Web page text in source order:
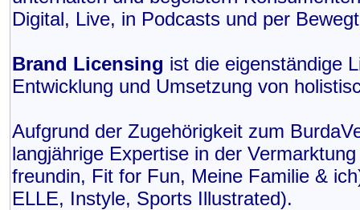
Digital, Live, in Podcasts und per
Brand Licensing ist die eigenständige
Entwicklung und Umsetzung von
Aufgrund der Zugehörigkeit zum
langjährige Expertise in der
freundin, Fit for Fun, Meine Familie &
ELLE, Instyle, Sports Illustrated).